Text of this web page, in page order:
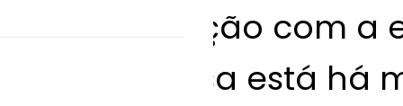
cooperação com a
A empresa está há